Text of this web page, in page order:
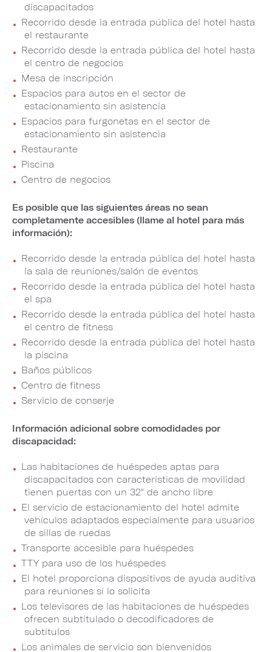
discapacitados
Recorrido desde la entrada pública del hotel hasta
el restaurante
Recorrido desde la entrada pública del hotel hasta
el centro de negocios
Mesa de inscripción
Espacios para autos en el sector de
estacionamiento sin asistencia
Espacios para furgonetas en el sector de
estacionamiento sin asistencia
Restaurante
Piscina
Centro de negocios
Es posible que las siguientes áreas no sean
completamente accesibles (llame al hotel para más
información):
Recorrido desde la entrada pública del hotel hasta
la sala de reuniones/salón de eventos
Recorrido desde la entrada pública del hotel hasta
el spa
Recorrido desde la entrada pública del hotel hasta
el centro de fitness
Recorrido desde la entrada pública del hotel hasta
la piscina
Baños públicos
Centro de fitness
Servicio de conserje
Información adicional sobre comodidades por
discapacidad:
Las habitaciones de huéspedes aptas para
discapacitados con características de movilidad
tienen puertas con un 32" de ancho libre
El servicio de estacionamiento del hotel admite
vehículos adaptados especialmente para usuarios
de sillas de ruedas
Transporte accesible para huéspedes
TTY para uso de los huéspedes
El hotel proporciona dispositivos de ayuda auditiva
para reuniones si lo solicita
Los televisores de las habitaciones de huéspedes
ofrecen subtitulado o decodificadores de
subtítulos
Los animales de servicio son bienvenidos